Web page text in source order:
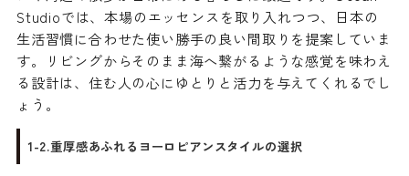
Studioでは、本場のエッセンスを取り入れつつ、日本の
生活習慣に合わせた使い勝手の良い間取りを提案していま
す。リビングからそのまま海へ繋がるような感覚を味わえ
る設計は、住む人の心にゆとりと活力を与えてくれるでし
ょう。
1-2.重厚感あふれるヨーロピアンスタイルの選択